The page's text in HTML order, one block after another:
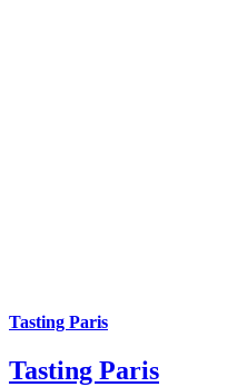
Tasting Paris
Tasting Paris